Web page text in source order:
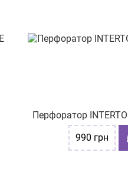
Перфоратор
990 грн